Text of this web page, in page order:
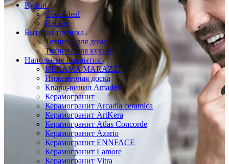
Кухни
Geos Ideal
Hacker
Бытовая техника
Техника для дома
Техника для кухни
Напольные покрытия
KERAMA MARAZZI
Инженерная доска
Кварц-винил Amadei
Керамогранит
Керамогранит Arcadia ceramica
Керамогранит ArtKera
Керамогранит Atlas Concorde
Керамогранит Azario
Керамогранит ENNFACE
Керамогранит Lamore
Керамогранит Vitra